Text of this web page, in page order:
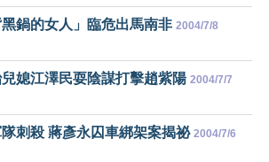
鍋的女人」臨危出馬南非 2004/7/8
媳江澤民耍陰謀打擊趙紫陽 2004/7/7
刺殺 蔣彥永囚車綁架案揭祕 2004/7/6